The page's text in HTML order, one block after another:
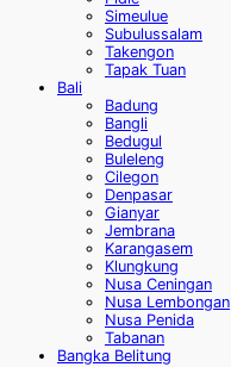
Simeulue
Subulussalam
Takengon
Tapak Tuan
Bali
Badung
Bangli
Bedugul
Buleleng
Cilegon
Denpasar
Gianyar
Jembrana
Karangasem
Klungkung
Nusa Ceningan
Nusa Lembongan
Nusa Penida
Tabanan
Bangka Belitung